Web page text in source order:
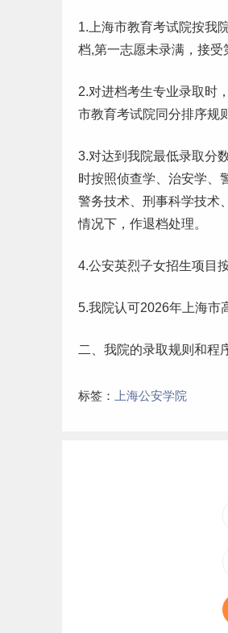
1.上海市教育考试院按我
档,第一志愿未录满，接受
2.对进档考生专业录取时
市教育考试院同分排序规
3.对达到我院最低录取分
时按照侦查学、治安学、
警务技术、刑事科学技术
情况下，作退档处理。
4.公安英烈子女招生项目
5.我院认可2026年上海市
二、我院的录取规则和程
标签： 上海公安学院